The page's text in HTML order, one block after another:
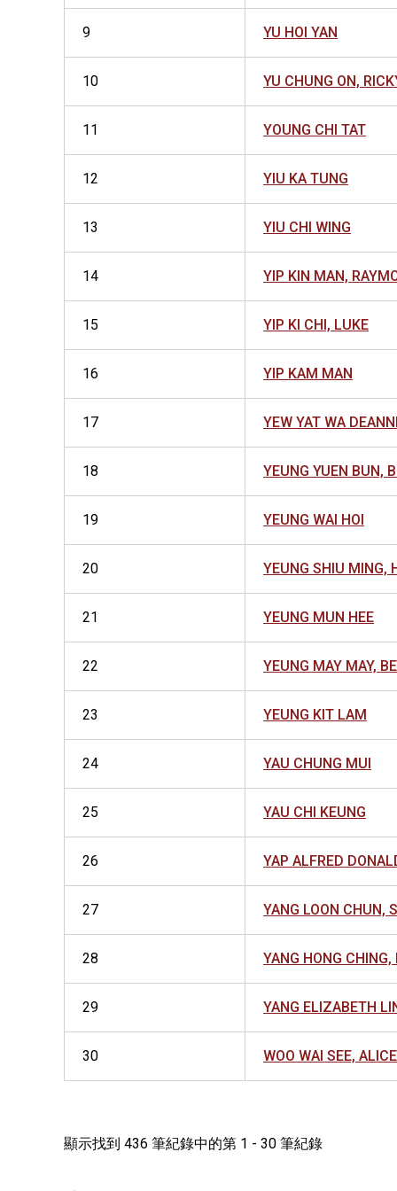
9 YU HOI YAN
10 YU CHUNG ON,
11 YOUNG CHI TAT
12 YIU KA TUNG
13 YIU CHI WING
14 YIP KIN MAN,
15 YIP KI CHI, LUKE
16 YIP KAM MAN
17 YEW YAT WA
18 YEUNG YUEN BUN,
19 YEUNG WAI HOI
20 YEUNG SHIU MING,
21 YEUNG MUN HEE
22 YEUNG MAY MAY,
23 YEUNG KIT LAM
24 YAU CHUNG MUI
25 YAU CHI KEUNG
26 YAP ALFRED
27 YANG LOON CHUN,
28 YANG HONG CHING,
29 YANG ELIZABETH
30 WOO WAI SEE, ALICE
顯示找到 436 筆紀錄中的第 1 - 30 筆紀錄